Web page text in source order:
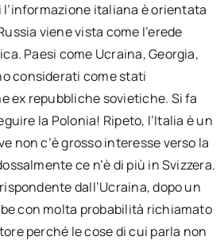
italiana è orientata
viene vista come l’erede
Paesi come Ucraina, Georgia,
considerati come stati
ex repubbliche sovietiche. Si fa
la Polonia! Ripeto, l’Italia è un
non c’è grosso interesse verso la
ce n’è di più in Svizzera.
dall’Ucraina, dopo un
con molta probabilità richiamato
perché le cose di cui parla non